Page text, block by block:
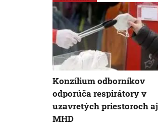
Konzílium odborníkov
odporúča respirátory v
uzavretých priestoroch aj
MHD